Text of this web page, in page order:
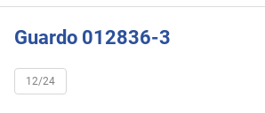
Guardo 012836-3
12/24